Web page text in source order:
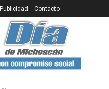
Publicidad Contacto